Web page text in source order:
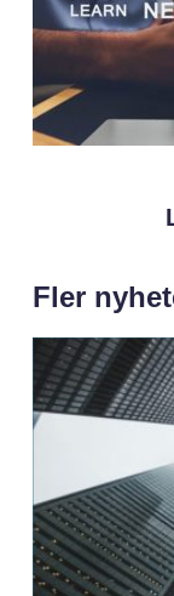
Fler